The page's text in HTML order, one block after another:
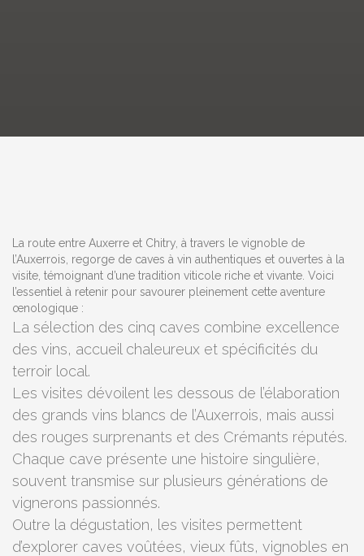
La route entre Auxerre et Chitry, à travers le vignoble de
l’Auxerrois, regorge de caves à vin authentiques et ouvertes à la
visite, témoignant d’une tradition viticole riche et vivante. Voici
l’essentiel à retenir pour savourer pleinement cette aventure
œnologique :
La sélection des cinq caves combine excellence
des vins, accueil chaleureux et spécificités du
terroir local.
Les visites dévoilent les dessous de l’élaboration
des grands vins blancs de l’Auxerrois, mais aussi
des rouges surprenants et des Crémants réputés.
Chaque cave présente une histoire singulière,
souvent transmise sur plusieurs générations de
vignerons passionnés.
Outre la dégustation, les visites permettent
d’explorer caves voûtées, vieux fûts, vignobles en